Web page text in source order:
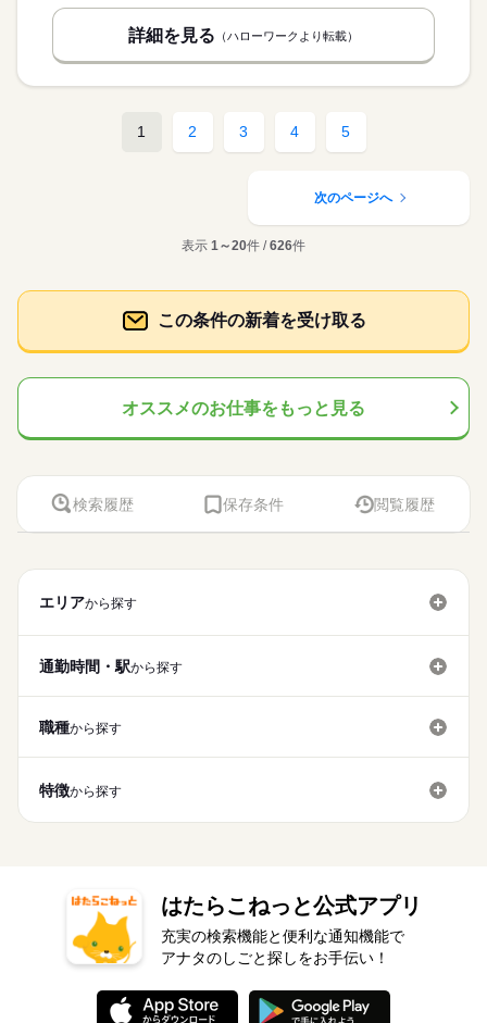
詳細を見る （ハローワークより転載）
1 2 3 4 5
次のページへ
表示 1～20件 /626件
この条件の新着を受け取る
オススメのお仕事をもっと見る
検索履歴 保存条件 閲覧履歴
エリアから探す
通勤時間・駅から探す
職種から探す
特徴から探す
はたらこねっと公式アプリ
充実の検索機能と便利な通知機能で
アナタのしごと探しをお手伝い！